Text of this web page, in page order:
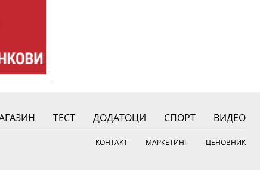
ТЕСТ ДОДАТОЦИ СПОРТ ВИДЕО
КОНТАКТ МАРКЕТИНГ ЦЕНОВНИК